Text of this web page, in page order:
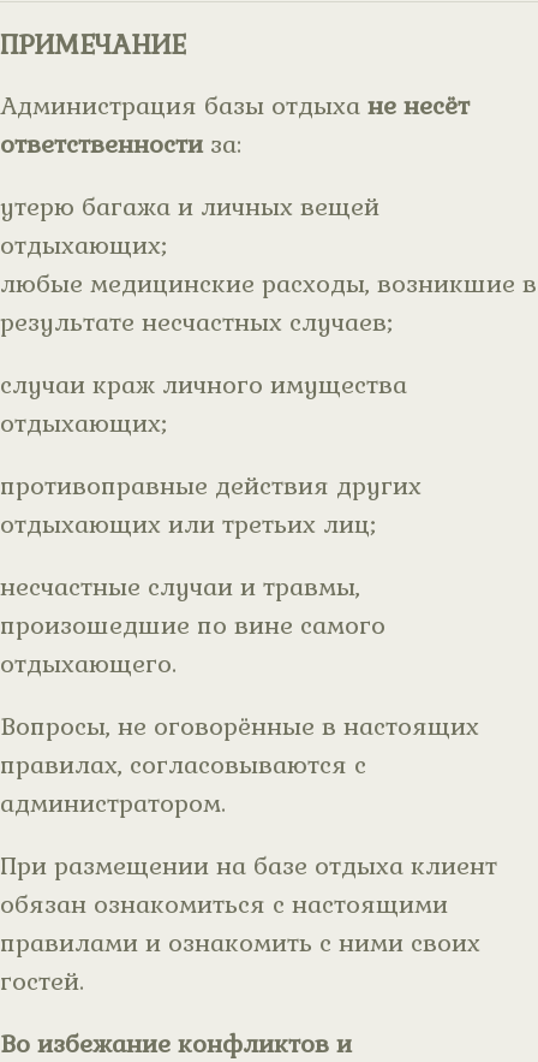
ПРИМЕЧАНИЕ
Администрация базы отдыха не несёт
ответственностиза:
утерю багажа и личных вещей
отдыхающих;
любые медицинские расходы, возникшие в
результате несчастных случаев;
случаи краж личного имущества
отдыхающих;
противоправные действия других
отдыхающих или третьих лиц;
несчастные случаи и травмы,
произошедшие по вине самого
отдыхающего.
Вопросы, не оговорённые в настоящих
правилах, согласовываются с
администратором.
При размещении на базе отдыха клиент
обязан ознакомиться с настоящими
правилами и ознакомить с ними своих
гостей.
Во избежание конфликтов и